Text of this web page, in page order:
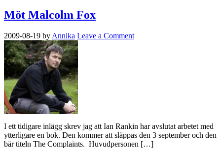
Möt Malcolm Fox
2009-08-19 by Annika Leave a Comment
I ett tidigare inlägg skrev jag att Ian Rankin har avslutat arbetet med
ytterligare en bok. Den kommer att släppas den 3 september och den
bär titeln The Complaints. Huvudpersonen […]